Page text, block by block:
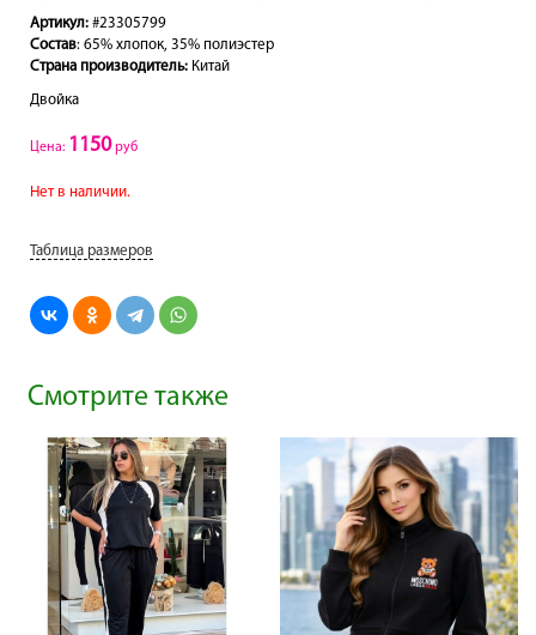
Артикул: #23305799
Состав: 65% хлопок, 35% полиэстер
Страна производитель: Китай
Двойка
Цена: 1150руб
Нет в наличии.
Таблица размеров
Смотрите также